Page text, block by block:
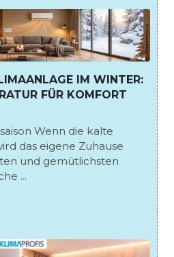
IM WINTER:
FÜR KOMFORT
Wenn die kalte
das eigene Zuhause
und gemütlichsten
...